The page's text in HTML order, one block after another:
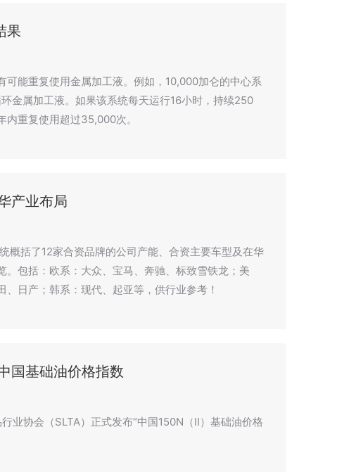
果
可能重复使用金属加工液。例如，10,000加仑的中心系
金属加工液。如果该系统每天运行16小时，持续250
重复使用超过35,000次。
产业布局
概括了12家合资品牌的公司产能、合资主要车型及在华
。包括：欧系：大众、宝马、奔驰、标致雪铁龙；美
日产；韩系：现代、起亚等，供行业参考！
国基础油价格指数
业协会（SLTA）正式发布“中国150N（II）基础油价格